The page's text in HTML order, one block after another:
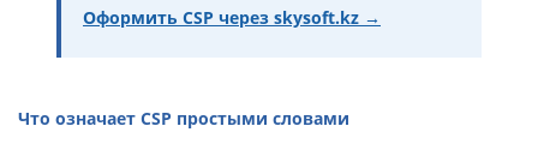
Оформить CSP через skysoft.kz →
Что означает CSP простыми словами